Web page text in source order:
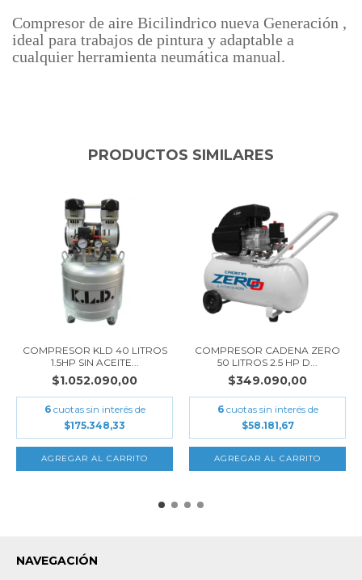
Compresor de aire Bicilindrico nueva Generación ,
ideal para trabajos de pintura y adaptable a
cualquier herramienta neumática manual.
PRODUCTOS SIMILARES
COMPRESOR KLD 40 LITROS
1.5HP SIN ACEITE...
$1.052.090,00
6 cuotas sin interés de
$175.348,33
COMPRESOR CADENA ZERO
50 LITROS 2.5 HP D...
$349.090,00
6 cuotas sin interés de
$58.181,67
NAVEGACIÓN